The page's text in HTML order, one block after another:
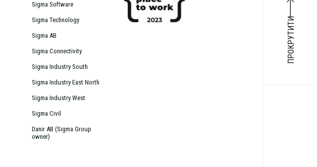
ПРОКРУТИТИ
Sigma Software
Sigma Technology
Sigma AB
Sigma Connectivity
Sigma Industry South
Sigma Industry East North
Sigma Industry West
Sigma Civil
Danir AB (Sigma Group
owner)